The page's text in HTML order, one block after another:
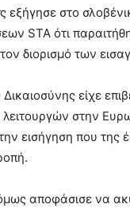
εξήγησε στο
STA ότι
διορισμό των
είχε
λειτουργών στην
εισήγηση που της
αποφάσισε να